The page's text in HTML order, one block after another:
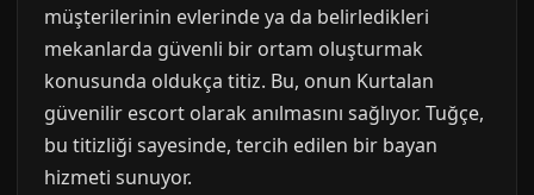
müşterilerinin evlerinde ya da belirledikleri
mekanlarda güvenli bir ortam oluşturmak
konusunda oldukça titiz. Bu, onun Kurtalan
güvenilir escort olarak anılmasını sağlıyor. Tuğçe,
bu titizliği sayesinde, tercih edilen bir bayan
hizmeti sunuyor.